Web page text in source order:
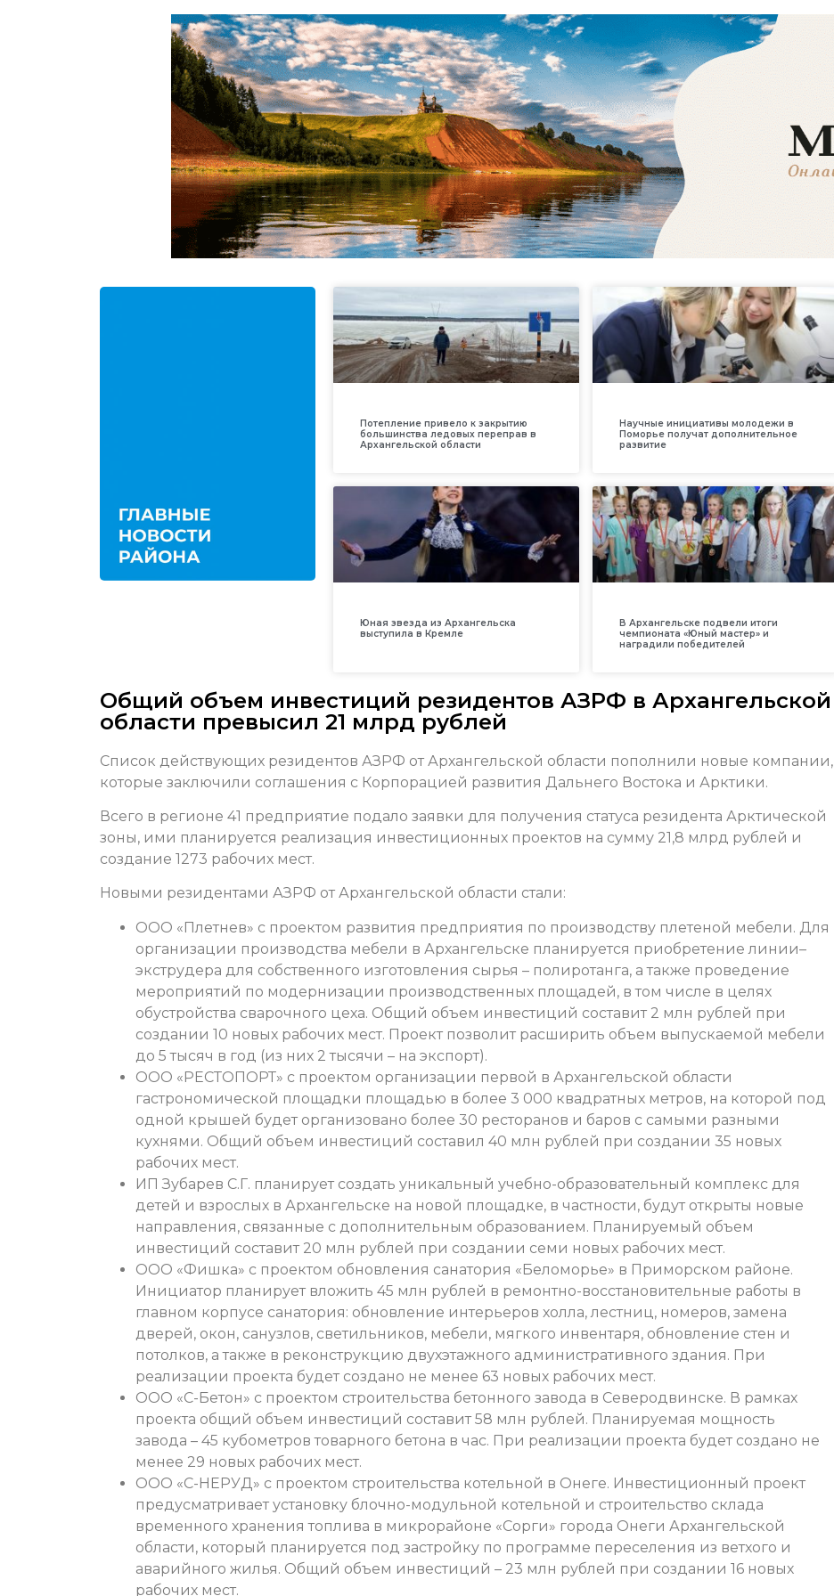
Потепление привело к закрытию
большинства ледовых переправ в
Архангельской области
Научные инициативы молодежи в
Поморье получат дополнительное
развитие
Юная звезда из Архангельска
выступила в Кремле
В Архангельске подвели итоги
чемпионата «Юный мастер» и
наградили победителей
Общий объем инвестиций резидентов АЗРФ в Архангельской
области превысил 21 млрд рублей
Список действующих резидентов АЗРФ от Архангельской области пополнили новые компании,
которые заключили соглашения с Корпорацией развития Дальнего Востока и Арктики.
Всего в регионе 41 предприятие подало заявки для получения статуса резидента Арктической
зоны, ими планируется реализация инвестиционных проектов на сумму 21,8 млрд рублей и
создание 1273 рабочих мест.
Новыми резидентами АЗРФ от Архангельской области стали:
ООО «Плетнев» с проектом развития предприятия по производству плетеной мебели. Для
организации производства мебели в Архангельске планируется приобретение линии–
экструдера для собственного изготовления сырья – полиротанга, а также проведение
мероприятий по модернизации производственных площадей, в том числе в целях
обустройства сварочного цеха. Общий объем инвестиций составит 2 млн рублей при
создании 10 новых рабочих мест. Проект позволит расширить объем выпускаемой мебели
до 5 тысяч в год (из них 2 тысячи – на экспорт).
ООО «РЕСТОПОРТ» с проектом организации первой в Архангельской области
гастрономической площадки площадью в более 3 000 квадратных метров, на которой под
одной крышей будет организовано более 30 ресторанов и баров с самыми разными
кухнями. Общий объем инвестиций составил 40 млн рублей при создании 35 новых
рабочих мест.
ИП Зубарев С.Г. планирует создать уникальный учебно-образовательный комплекс для
детей и взрослых в Архангельске на новой площадке, в частности, будут открыты новые
направления, связанные с дополнительным образованием. Планируемый объем
инвестиций составит 20 млн рублей при создании семи новых рабочих мест.
ООО «Фишка» с проектом обновления санатория «Беломорье» в Приморском районе.
Инициатор планирует вложить 45 млн рублей в ремонтно-восстановительные работы в
главном корпусе санатория: обновление интерьеров холла, лестниц, номеров, замена
дверей, окон, санузлов, светильников, мебели, мягкого инвентаря, обновление стен и
потолков, а также в реконструкцию двухэтажного административного здания. При
реализации проекта будет создано не менее 63 новых рабочих мест.
ООО «С-Бетон» с проектом строительства бетонного завода в Северодвинске. В рамках
проекта общий объем инвестиций составит 58 млн рублей. Планируемая мощность
завода – 45 кубометров товарного бетона в час. При реализации проекта будет создано не
менее 29 новых рабочих мест.
ООО «С-НЕРУД» с проектом строительства котельной в Онеге. Инвестиционный проект
предусматривает установку блочно-модульной котельной и строительство склада
временного хранения топлива в микрорайоне «Сорги» города Онеги Архангельской
области, который планируется под застройку по программе переселения из ветхого и
аварийного жилья. Общий объем инвестиций – 23 млн рублей при создании 16 новых
рабочих мест.